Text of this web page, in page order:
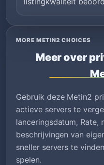
MORE METIN2 CHOICES
Meer over
Gebruik deze Metin2
actieve servers te
lanceringsdatum, Rate,
beschrijvingen van
sneller servers te
spelen.